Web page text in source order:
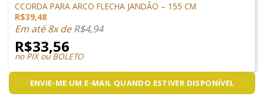
CCORDA PARA ARCO FLECHA JANDÃO – 155 CM
R$39,48
Em até 8x deR$4,94
R$33,56
no PIX ou BOLETO
ENVIE-ME UM E-MAIL QUANDO ESTIVER DISPONÍVEL